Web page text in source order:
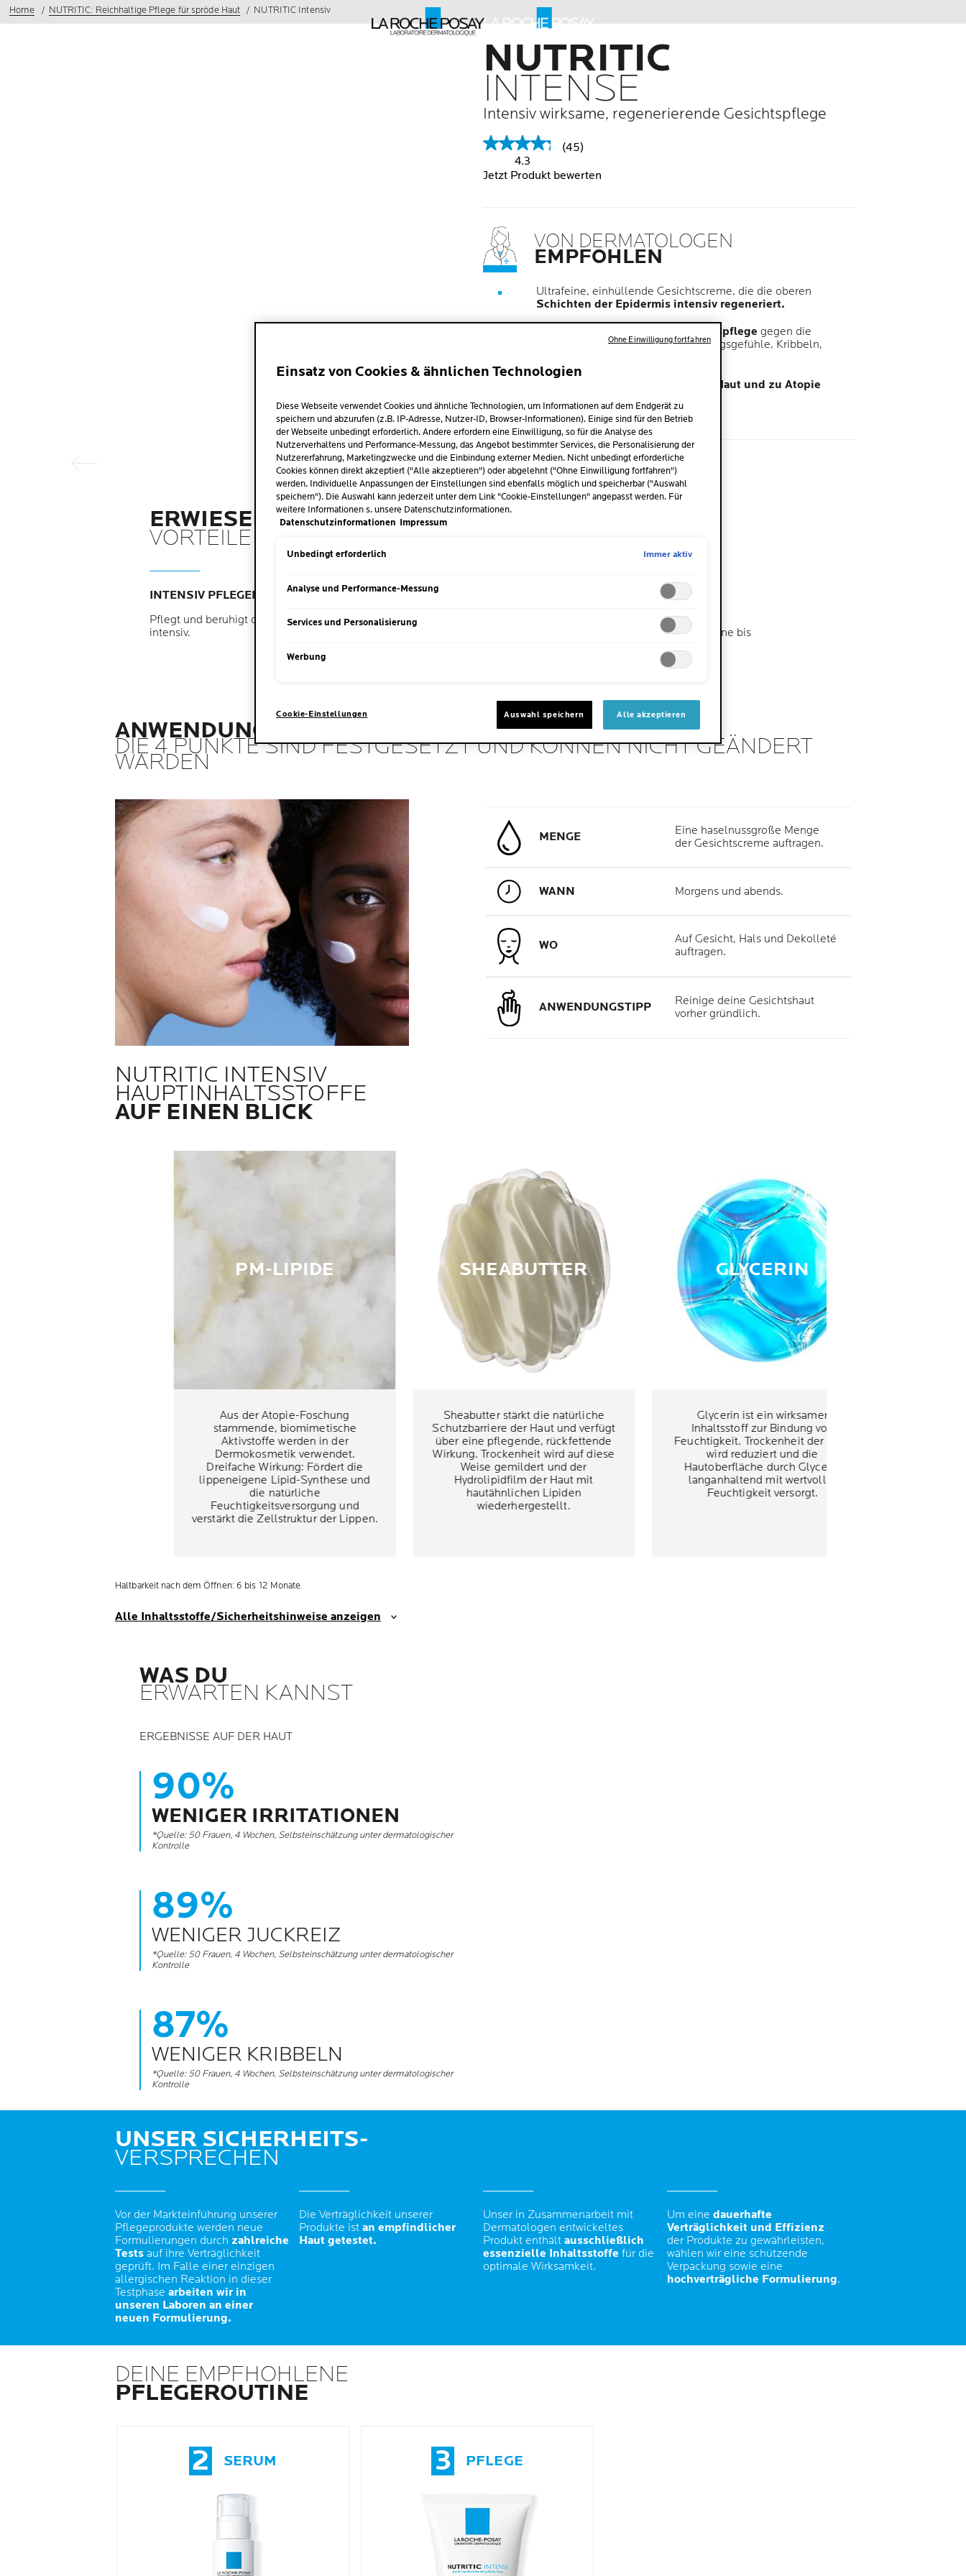
Home NUTRITIC: Reichhaltige Pflege für spröde Haut NUTRITIC Intensiv
Nächster Eintrag
NUTRITIC
INTENSE
Intensiv wirksame, regenerierende Gesichtspflege
4.3
(45)
Jetzt Produkt bewerten
VON DERMATOLOGEN
EMPFOHLEN
Ultrafeine, einhüllende Gesichtscreme, die die oberen
Schichten der Epidermis intensiv regeneriert.
Feuchtigkeitsspendende Gesichtspflege gegen die
Anzeichen trockener Haut (Spannungsgefühle, Kribbeln,
empfindlicher Haut und zu Atopie
GRÖSSE Volume
50 ml
ERWIESENE
VORTEILE
INTENSIV PFLEGEND
Pflegt und beruhigt die Haut
intensiv.
GESCHMEIDIGKEIT
Hinterlässt ein geschmeidiges
Leichte, einhüllende
Gesichtscreme für trockene bis
ANWENDUNG
DIE 4 PUNKTE SIND FESTGESETZT UND KÖNNEN NICHT GEÄNDERT
WARDEN
MENGE
Eine haselnussgroße Menge
der Gesichtscreme auftragen.
WANN Morgens und abends.
WO
Auf Gesicht, Hals und Dekolleté
auftragen.
ANWENDUNGSTIPP
Reinige deine Gesichtshaut
vorher gründlich.
NUTRITIC INTENSIV
HAUPTINHALTSSTOFFE
AUF EINEN BLICK
PM-LIPIDE
Aus der Atopie-Foschung
stammende, biomimetische
Aktivstoffe werden in der
Dermokosmetik verwendet.
Dreifache Wirkung: Fördert die
lippeneigene Lipid-Synthese und
die natürliche
Feuchtigkeitsversorgung und
verstärkt die Zellstruktur der Lippen.
SHEABUTTER
Sheabutter stärkt die natürliche
Schutzbarriere der Haut und verfügt
über eine pflegende, rückfettende
Wirkung. Trockenheit wird auf diese
Weise gemildert und der
Hydrolipidfilm der Haut mit
hautähnlichen Lipiden
wiederhergestellt.
GLYCERIN
Glycerin ist ein wirksamer
Inhaltsstoff zur Bindung von
Feuchtigkeit. Trockenheit der Haut
wird reduziert und die
Hautoberfläche durch Glycerin
langanhaltend mit wertvoller
Feuchtigkeit versorgt.
Haltbarkeit nach dem Öffnen: 6 bis 12 Monate.
Alle Inhaltsstoffe/Sicherheitshinweise anzeigen
WAS DU
ERWARTEN KANNST
ERGEBNISSE AUF DER HAUT
90%
WENIGER IRRITATIONEN
*Quelle: 50 Frauen, 4 Wochen, Selbsteinschätzung unter dermatologischer
Kontrolle
89%
WENIGER JUCKREIZ
*Quelle: 50 Frauen, 4 Wochen, Selbsteinschätzung unter dermatologischer
Kontrolle
87%
WENIGER KRIBBELN
*Quelle: 50 Frauen, 4 Wochen, Selbsteinschätzung unter dermatologischer
Kontrolle
UNSER SICHERHEITS-
VERSPRECHEN
Vor der Markteinführung unserer
Pflegeprodukte werden neue
Formulierungen durch zahlreiche
Tests auf ihre Verträglichkeit
geprüft. Im Falle einer einzigen
allergischen Reaktion in dieser
Testphase arbeiten wir in
unseren Laboren an einer
neuen Formulierung.
Die Verträglichkeit unserer
Produkte ist an empfindlicher
Haut getestet.
Unser in Zusammenarbeit mit
Dermatologen entwickeltes
Produkt enthält ausschließlich
essenzielle Inhaltsstoffe für die
optimale Wirksamkeit.
Um eine dauerhafte
Verträglichkeit und Effizienz
der Produkte zu gewährleisten,
wählen wir eine schützende
Verpackung sowie eine
hochverträgliche Formulierung.
DEINE EMPFHOHLENE
PFLEGEROUTINE
2 SERUM 3 PFLEGE
Einsatz von Cookies & ähnlichen Technologien
Diese Webseite verwendet Cookies und ähnliche Technologien, um Informationen auf dem Endgerät zu
speichern und abzurufen (z.B. IP-Adresse, Nutzer-ID, Browser-Informationen). Einige sind für den Betrieb
der Webseite unbedingt erforderlich. Andere erfordern eine Einwilligung, so für die Analyse des
Nutzerverhaltens und Performance-Messung, das Angebot bestimmter Services, die Personalisierung der
Nutzererfahrung, Marketingzwecke und die Einbindung externer Medien. Nicht unbedingt erforderliche
Cookies können direkt akzeptiert ("Alle akzeptieren") oder abgelehnt ("Ohne Einwilligung fortfahren")
werden. Individuelle Anpassungen der Einstellungen sind ebenfalls möglich und speicherbar ("Auswahl
speichern"). Die Auswahl kann jederzeit unter dem Link "Cookie-Einstellungen" angepasst werden. Für
weitere Informationen s. unsere Datenschutzinformationen.
Datenschutzinformationen Impressum
Unbedingt erforderlich Immer aktiv
Analyse und Performance-Messung
Services und Personalisierung
Werbung
Cookie-Einstellungen Auswahl speichern Alle akzeptieren
Ohne Einwilligung fortfahren